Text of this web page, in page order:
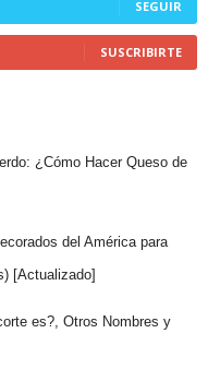
SEGUIR
SUSCRIBIRTE
¿Cómo Hacer Queso de
del América para
[Actualizado]
es?, Otros Nombres y